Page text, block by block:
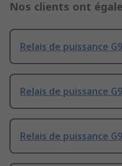
Nos clients ont
Relais de puissance
Relais de puissance
Relais de puissance